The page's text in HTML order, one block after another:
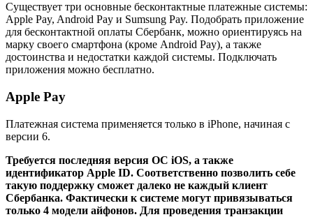
Существует три основные бесконтактные платежные системы:
Apple Pay, Android Pay и Sumsung Pay. Подобрать приложение
для бесконтактной оплаты Сбербанк, можно ориентируясь на
марку своего смартфона (кроме Android Pay), а также
достоинства и недостатки каждой системы. Подключать
приложения можно бесплатно.
Apple Pay
Платежная система применяется только в iPhone, начиная с
версии 6.
Требуется последняя версия ОС iOS, а также
идентификатор Apple ID. Соответственно позволить себе
такую поддержку сможет далеко не каждый клиент
Сбербанка. Фактически к системе могут привязываться
только 4 модели айфонов. Для проведения транзакции